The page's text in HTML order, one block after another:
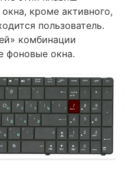
кроме активного,
пользователь.
комбинации
фоновые окна.